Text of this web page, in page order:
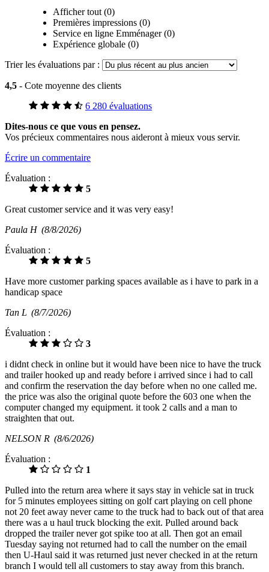
Afficher tout (0)
Premières impressions (0)
Service en ligne Emménager (0)
Expérience globale (0)
Trier les évaluations par :
4,5 - Cote moyenne des clients
6 280 évaluations
Dites-nous ce que vous en pensez.
Vos précieux commentaires nous aideront à mieux vous servir.
Écrire un commentaire
Évaluation :
5
Great customer service and it was very easy!
Paula H (8/8/2026)
Évaluation :
5
Have more customer parking spaces available as i have to park in a
handicap space
Tan L (8/7/2026)
Évaluation :
3
i didnt check in online but it would have been nice to have the truck
and trailer hooked up and ready before i arrived since i had to call
and confirm the reservation the day before when no one called me.
the price was also the original quote before the 603 one when the
computer changed my equipment. it took 2 calls and a man to
straighten that out.
NELSON R (8/6/2026)
Évaluation :
1
Pulled into the return area where it says stay in vehicle sat in truck
for 5 minutes employees sitting on golf cart playing on cell phone
not 20 feet away never came to the truck had to back out of that area
there was a u haul truck blocking the exit. Pulled around back
dropped the trailer never got spike too at all. Then got an email
Tuesday saying not returned had to call the number on the email
then U-Haul said it was returned just never checked in at the return
branch I would tell all customers to stay away from this branch.